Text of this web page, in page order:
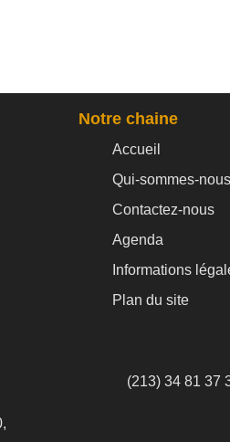
Notre chaine
Accueil
Qui-sommes-
Contactez-nous
Agenda
Informations
Plan du site
(213) 34 81 37